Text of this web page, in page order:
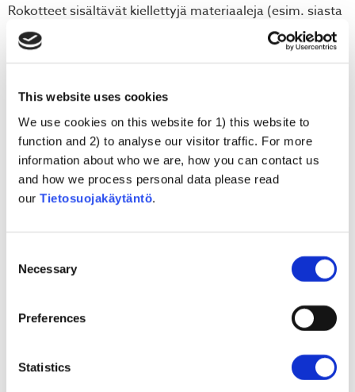
This website uses cookies
We use cookies on this website for 1) this website to
function and 2) to analyse our visitor traffic. For more
information about who we are, how you can contact us
and how we process personal data please read
our Tietosuojakäytäntö.
Selection
Necessary
Preferences
Statistics
Rokotteet sisältävät kiellettyjä materiaaleja (esim. siasta
valmistettuja tuotteita ja sikiön soluja)
Nykyaikaisuuden
torjuminen
Nykyaikaista teknologiaa välttelevää elämäntyyliä
noudattavien ihmisten huolenaiheet
Traditionalismi
Adhering to one’s own cultural tradition is deemed more
Rokottamisen politisointi
Poliittiset ja taloudelliset tavoitteet muokkaavat
Liberalismi